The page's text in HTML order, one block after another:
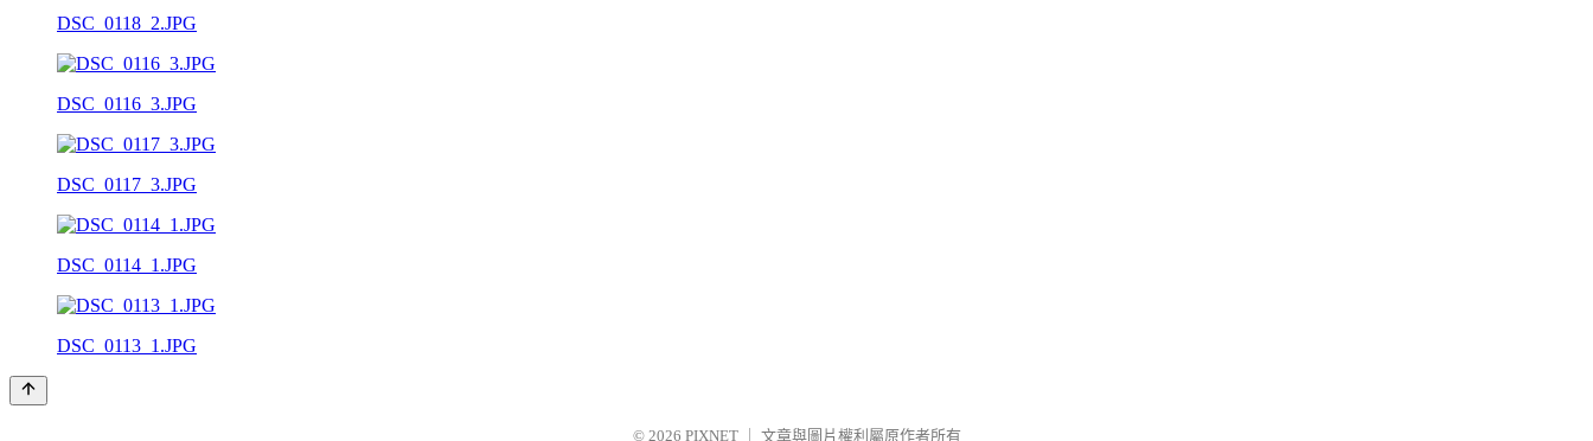
DSC_0118_2.JPG
DSC_0116_3.JPG
DSC_0117_3.JPG
DSC_0114_1.JPG
DSC_0113_1.JPG
© 2026 PIXNET 文章與圖片權利屬原作者所有